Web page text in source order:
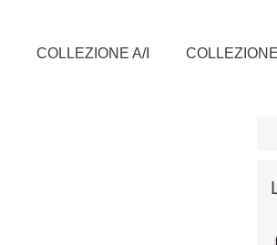
COLLEZIONE A/I